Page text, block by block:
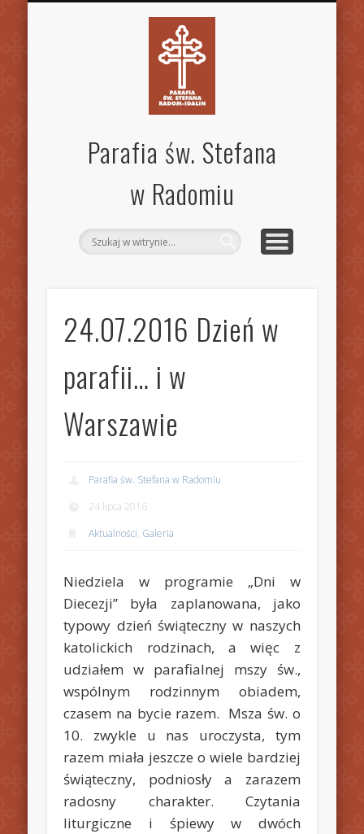
Parafia św. Stefana
w Radomiu
24.07.2016 Dzień w
parafii… i w
Warszawie
Parafia św. Stefana w Radomiu
24 lipca 2016
Aktualności, Galeria
Niedziela w programie „Dni w
Diecezji” była zaplanowana, jako
typowy dzień świąteczny w naszych
katolickich rodzinach, a więc z
udziałem w parafialnej mszy św.,
wspólnym rodzinnym obiadem,
czasem na bycie razem. Msza św. o
10. zwykle u nas uroczysta, tym
razem miała jeszcze o wiele bardziej
świąteczny, podniosły a zarazem
radosny charakter. Czytania
liturgiczne i śpiewy w dwóch